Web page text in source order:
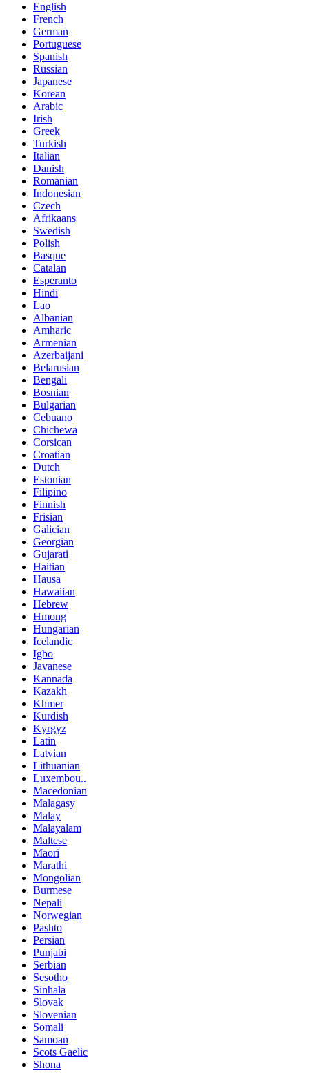
English
French
German
Portuguese
Spanish
Russian
Japanese
Korean
Arabic
Irish
Greek
Turkish
Italian
Danish
Romanian
Indonesian
Czech
Afrikaans
Swedish
Polish
Basque
Catalan
Esperanto
Hindi
Lao
Albanian
Amharic
Armenian
Azerbaijani
Belarusian
Bengali
Bosnian
Bulgarian
Cebuano
Chichewa
Corsican
Croatian
Dutch
Estonian
Filipino
Finnish
Frisian
Galician
Georgian
Gujarati
Haitian
Hausa
Hawaiian
Hebrew
Hmong
Hungarian
Icelandic
Igbo
Javanese
Kannada
Kazakh
Khmer
Kurdish
Kyrgyz
Latin
Latvian
Lithuanian
Luxembou..
Macedonian
Malagasy
Malay
Malayalam
Maltese
Maori
Marathi
Mongolian
Burmese
Nepali
Norwegian
Pashto
Persian
Punjabi
Serbian
Sesotho
Sinhala
Slovak
Slovenian
Somali
Samoan
Scots Gaelic
Shona